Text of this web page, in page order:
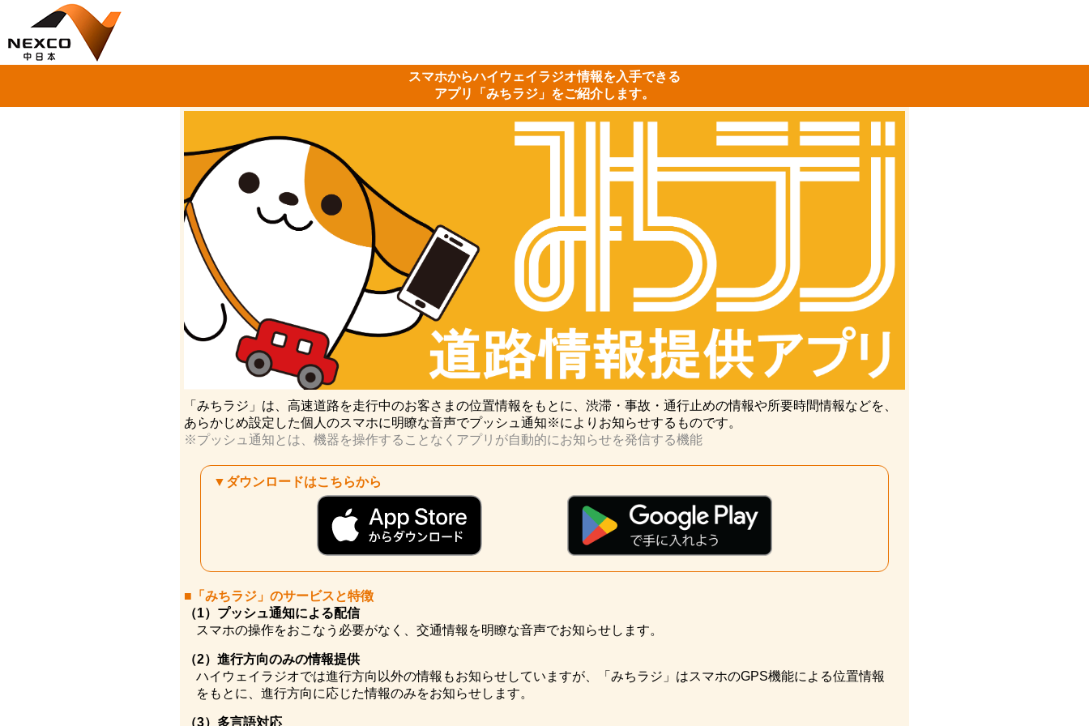
スマホからハイウェイラジオ情報を入手できる
アプリ「みちラジ」をご紹介します。
「みちラジ」は、高速道路を走行中のお客さまの位置情報をもとに、渋滞・事故・通行止めの情報や所要時間情報などを、
あらかじめ設定した個人のスマホに明瞭な音声でプッシュ通知※によりお知らせするものです。
※プッシュ通知とは、機器を操作することなくアプリが自動的にお知らせを発信する機能
▼ダウンロードはこちらから
■「みちラジ」のサービスと特徴
（1）プッシュ通知による配信
スマホの操作をおこなう必要がなく、交通情報を明瞭な音声でお知らせします。
（2）進行方向のみの情報提供
ハイウェイラジオでは進行方向以外の情報もお知らせしていますが、「みちラジ」はスマホのGPS機能による位置情報
をもとに、進行方向に応じた情報のみをお知らせします。
（3）多言語対応